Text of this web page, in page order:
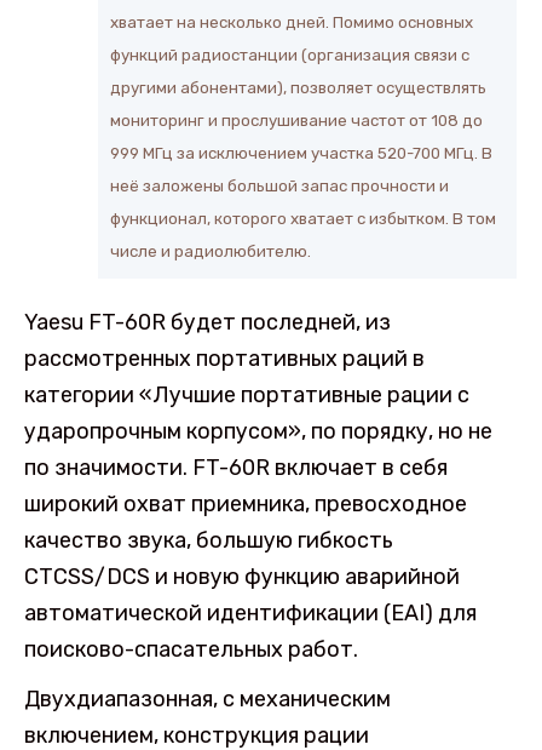
хватает на несколько дней. Помимо основных
функций радиостанции (организация связи с
другими абонентами), позволяет осуществлять
мониторинг и прослушивание частот от 108 до
999 МГц за исключением участка 520-700 МГц. В
неё заложены большой запас прочности и
функционал, которого хватает с избытком. В том
числе и радиолюбителю.
Yaesu FT-60R будет последней, из
рассмотренных портативных раций в
категории «Лучшие портативные рации с
ударопрочным корпусом», по порядку, но не
по значимости. FT-60R включает в себя
широкий охват приемника, превосходное
качество звука, большую гибкость
CTCSS/DCS и новую функцию аварийной
автоматической идентификации (EAI) для
поисково-спасательных работ.
Двухдиапазонная, с механическим
включением, конструкция рации